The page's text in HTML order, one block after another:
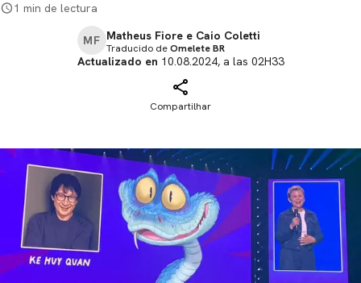
1 min de lectura
MF Matheus Fiore e Caio Coletti
Traducido deOmelete BR
Actualizado en 10.08.2024, a las 02H33
Compartilhar